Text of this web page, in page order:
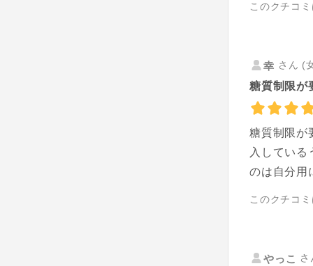
このクチコ
幸 さん (
糖質制限が
糖質制限が
入している
のは自分用
このクチコ
やっこ